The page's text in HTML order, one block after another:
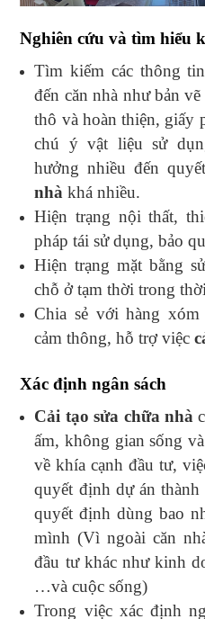
Nghiên cứu và tìm hiểu
Tìm kiếm các thông
đến căn nhà như bản
thô và hoàn thiện,
chú ý vật liệu sử
hưởng nhiều đến
nhàkhá nhiều.
Hiện trạng nội thất,
pháp tái sử dụng, bảo
Hiện trạng mặt bằng
chỗ ở tạm thời trong
Chia sẻ với hàng
cảm thông, hỗ trợ việc
Xác định ngân sách
Cải tạo sửa chữa nhà
ấm, không gian sống
về khía cạnh đầu tư,
quyết định dự án
quyết định dùng bao
mình (Vì ngoài căn
đầu tư khác như kinh
…và cuộc sống)
Trong việc xác định